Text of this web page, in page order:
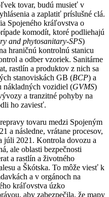
tovar, budú musieť v
a zaplatiť príslušné clá.
Spojeného kráľovstva o
komodít, ktoré podliehajú
and phytosanitary-SPS)
hraničnú kontrolnú stanicu
a odber vzoriek. Sanitárne
rastlín a produktov z nich sa
stanoviskách GB (BCP) a
nákladných vozidiel (GVMS)
a tranzitné pohyby na
ho zaviesť.
tovaru medzi Spojeným
a následne, vrátane procesov,
júli 2021. Kontrola dovozu a
ale oblasti bezpečnosti
a rastlín a životného
a Škótska. To môže viesť k
a v orgánoch na
kráľovstva úzko
aby zabezpečila, že mapy